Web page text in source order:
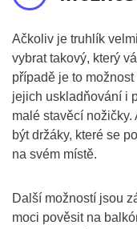
Ačkoliv je truhlík
vybrat takový, který
případě je to
jejich uskladňování i
malé stavěcí nožičky.
být držáky, které se
na svém místě.
Další možností jsou
moci pověsit na